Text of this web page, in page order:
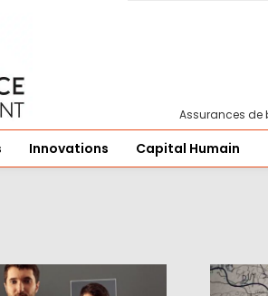
Assurances de
Innovations Capital Humain